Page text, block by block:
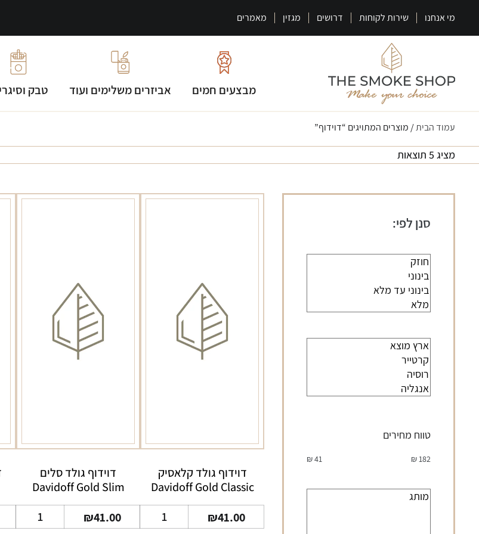
מי אנחנו שירות לקוחות דרושים מגזין מאמרים
מבצעים חמים אביזרים משלימים ועוד טבק
עמוד הבית/ מוצרים המתויגים “דוידוף”
מציג 5 תוצאות
סנן לפי:
טווח מחירים
182
₪
41
₪
דוידוף גולד קלאסיק
Davidoff Gold Classic
₪41.00
של
דוידוף גולד סלים
Davidoff Gold Slim
₪41.00
של